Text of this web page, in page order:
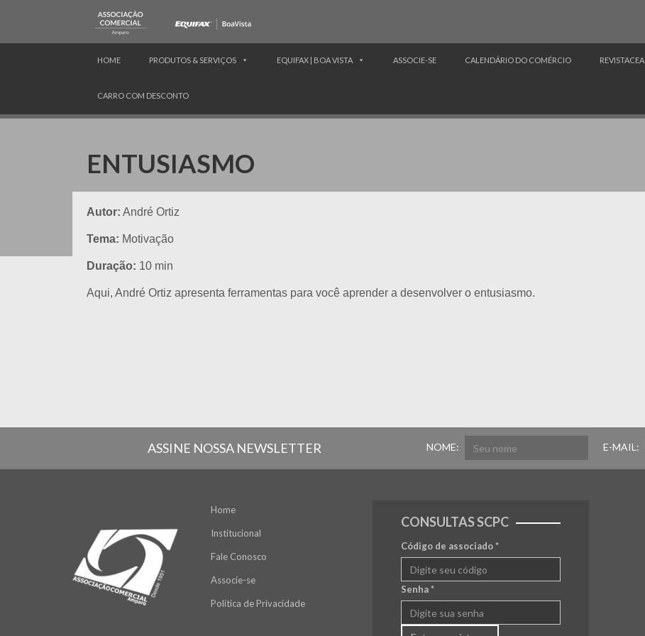
HOME PRODUTOS & SERVIÇOS EQUIFAX | BOA VISTA ASSOCIE-SE CALENDÁRIO DO COMÉRCIO REVISTACEA
CARRO COM DESCONTO
ENTUSIASMO
Autor: André Ortiz
Tema: Motivação
Duração: 10 min
Aqui, André Ortiz apresenta ferramentas para você aprender a desenvolver o entusiasmo.
ASSINE NOSSA NEWSLETTER NOME: E-MAIL:
Home
Institucional
Fale Conosco
Associe-se
Política de Privacidade
CONSULTAS SCPC
Código de associado*
Senha*